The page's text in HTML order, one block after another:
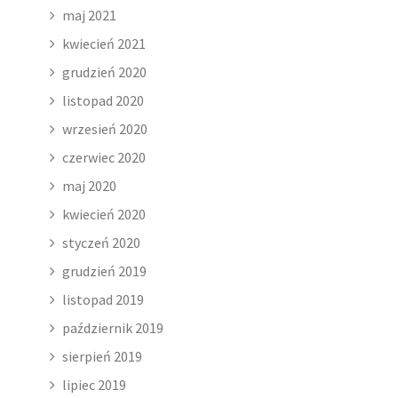
maj 2021
kwiecień 2021
grudzień 2020
listopad 2020
wrzesień 2020
czerwiec 2020
maj 2020
kwiecień 2020
styczeń 2020
grudzień 2019
listopad 2019
październik 2019
sierpień 2019
lipiec 2019